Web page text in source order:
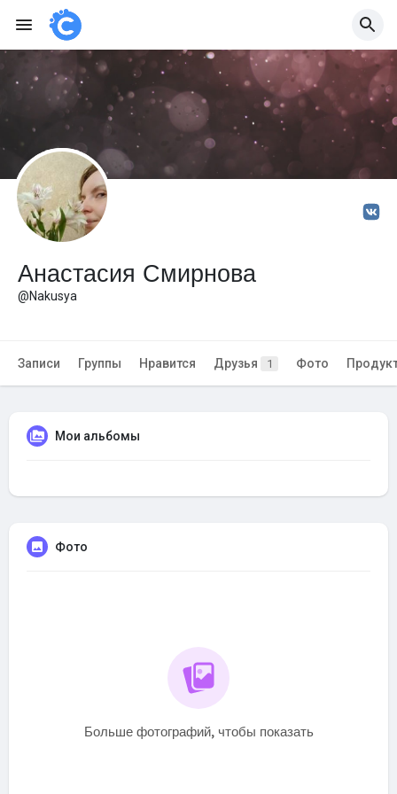
Анастасия Смирнова
@Nakusya
Записи Группы Нравится Друзья 1 Фото
Мои альбомы
Фото
Больше фотографий, чтобы показать